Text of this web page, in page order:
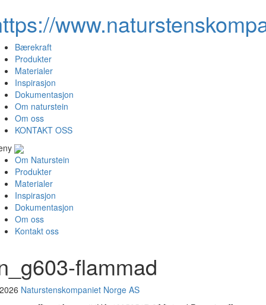
Bærekraft
Produkter
Materialer
Inspirasjon
Dokumentasjon
Om naturstein
Om oss
KONTAKT OSS
Om Naturstein
Produkter
Materialer
Inspirasjon
Dokumentasjon
Om oss
Kontakt oss
flammad
Naturstenskompaniet Norge AS